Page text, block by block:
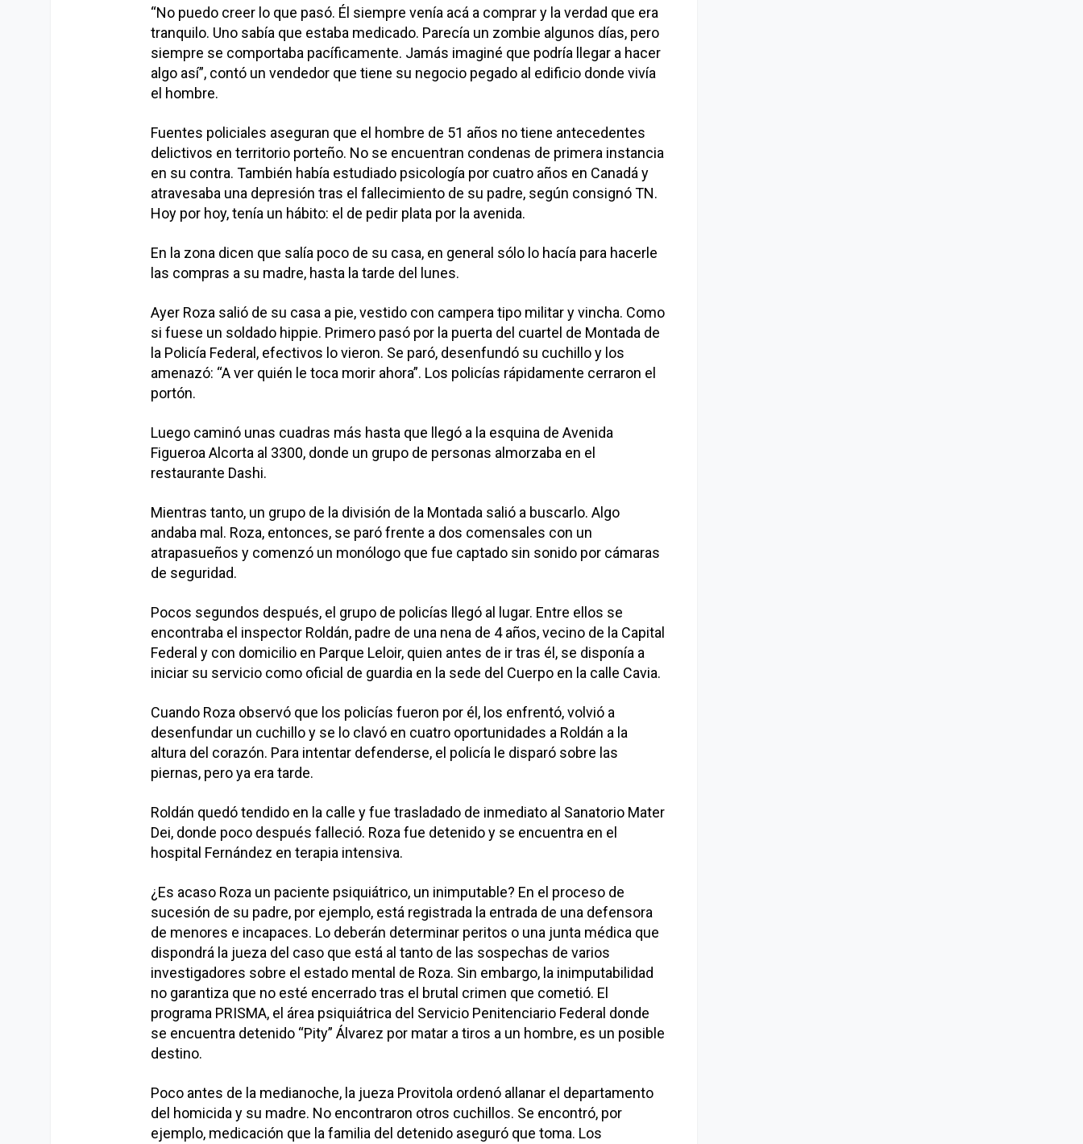
“No puedo creer lo que pasó. Él siempre venía acá a comprar y la verdad que era
tranquilo. Uno sabía que estaba medicado. Parecía un zombie algunos días, pero
siempre se comportaba pacíficamente. Jamás imaginé que podría llegar a hacer
algo así”, contó un vendedor que tiene su negocio pegado al edificio donde vivía
el hombre.
Fuentes policiales aseguran que el hombre de 51 años no tiene antecedentes
delictivos en territorio porteño. No se encuentran condenas de primera instancia
en su contra. También había estudiado psicología por cuatro años en Canadá y
atravesaba una depresión tras el fallecimiento de su padre, según consignó TN.
Hoy por hoy, tenía un hábito: el de pedir plata por la avenida.
En la zona dicen que salía poco de su casa, en general sólo lo hacía para hacerle
las compras a su madre, hasta la tarde del lunes.
Ayer Roza salió de su casa a pie, vestido con campera tipo militar y vincha. Como
si fuese un soldado hippie. Primero pasó por la puerta del cuartel de Montada de
la Policía Federal, efectivos lo vieron. Se paró, desenfundó su cuchillo y los
amenazó: “A ver quién le toca morir ahora”. Los policías rápidamente cerraron el
portón.
Luego caminó unas cuadras más hasta que llegó a la esquina de Avenida
Figueroa Alcorta al 3300, donde un grupo de personas almorzaba en el
restaurante Dashi.
Mientras tanto, un grupo de la división de la Montada salió a buscarlo. Algo
andaba mal. Roza, entonces, se paró frente a dos comensales con un
atrapasueños y comenzó un monólogo que fue captado sin sonido por cámaras
de seguridad.
Pocos segundos después, el grupo de policías llegó al lugar. Entre ellos se
encontraba el inspector Roldán, padre de una nena de 4 años, vecino de la Capital
Federal y con domicilio en Parque Leloir, quien antes de ir tras él, se disponía a
iniciar su servicio como oficial de guardia en la sede del Cuerpo en la calle Cavia.
Cuando Roza observó que los policías fueron por él, los enfrentó, volvió a
desenfundar un cuchillo y se lo clavó en cuatro oportunidades a Roldán a la
altura del corazón. Para intentar defenderse, el policía le disparó sobre las
piernas, pero ya era tarde.
Roldán quedó tendido en la calle y fue trasladado de inmediato al Sanatorio Mater
Dei, donde poco después falleció. Roza fue detenido y se encuentra en el
hospital Fernández en terapia intensiva.
¿Es acaso Roza un paciente psiquiátrico, un inimputable? En el proceso de
sucesión de su padre, por ejemplo, está registrada la entrada de una defensora
de menores e incapaces. Lo deberán determinar peritos o una junta médica que
dispondrá la jueza del caso que está al tanto de las sospechas de varios
investigadores sobre el estado mental de Roza. Sin embargo, la inimputabilidad
no garantiza que no esté encerrado tras el brutal crimen que cometió. El
programa PRISMA, el área psiquiátrica del Servicio Penitenciario Federal donde
se encuentra detenido “Pity” Álvarez por matar a tiros a un hombre, es un posible
destino.
Poco antes de la medianoche, la jueza Provitola ordenó allanar el departamento
del homicida y su madre. No encontraron otros cuchillos. Se encontró, por
ejemplo, medicación que la familia del detenido aseguró que toma. Los